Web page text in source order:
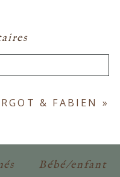
publié ou partagé.
& FABIEN »
Bébé/enfant